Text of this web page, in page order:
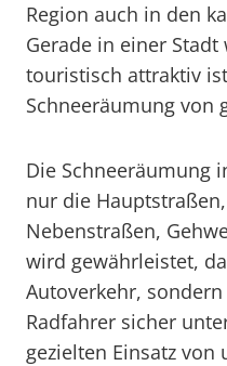
Region auch in den
Gerade in einer
touristisch attraktiv
Schneeräumung von
Die Schneeräumung
nur die
Nebenstraßen,
wird gewährleistet,
Autoverkehr,
Radfahrer sicher
gezielten Einsatz